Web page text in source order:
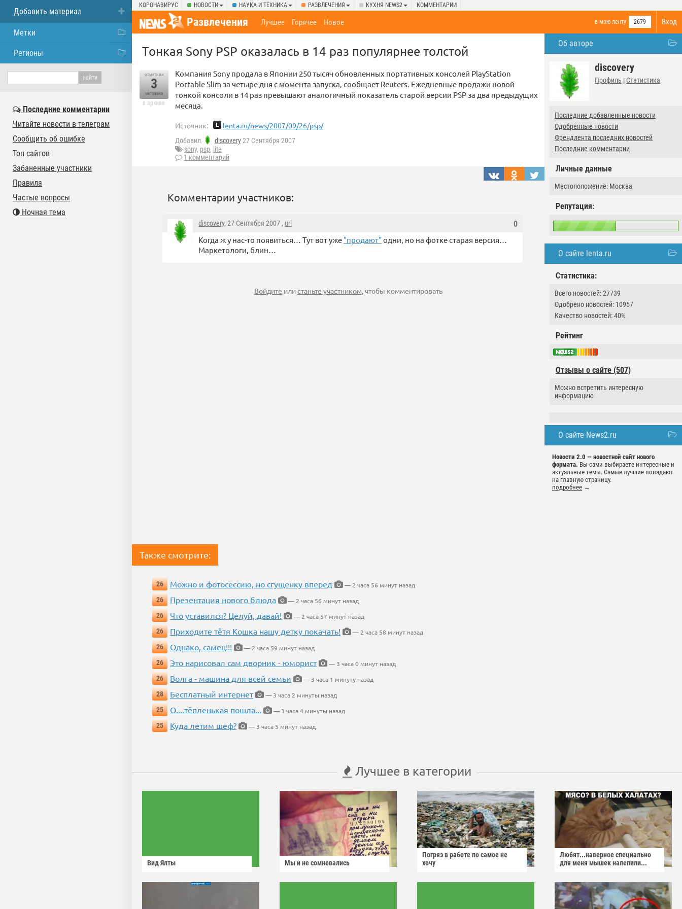
КОРОНАВИРУС НОВОСТИ НАУКА И ТЕХНИКА РАЗВЛЕЧЕНИЯ КУХНЯ NEWS2 КОММЕНТАРИИ
Вход
Развлечения в мою ленту 2679
Лучшее Горячее Новое
Об авторе
discovery
Профиль | Статистика
Последние добавленные новости
Одобренные новости
Френдлента последних новостей
Последние комментарии
Личные данные
Местоположение: Москва
Репутация:
О сайте lenta.ru
Статистика:
Всего новостей: 27739
Одобрено новостей: 10957
Качество новостей: 40%
Рейтинг
Отзывы о сайте (507)
Можно встретить интересную
информацию
О сайте News2.ru
Новости 2.0 — новостной сайт нового
формата. Вы сами выбираете интересные и
актуальные темы. Самые лучшие попадают
на главную страницу.
подробнее →
Тонкая Sony PSP оказалась в 14 раз популярнее толстой
отметили
3
человека
в архиве
Компания Sony продала в Японии 250 тысяч обновленных портативных консолей PlayStation
Portable Slim за четыре дня с момента запуска, сообщает Reuters. Ежедневные продажи новой
тонкой консоли в 14 раз превышают аналогичный показатель старой версии PSP за два предыдущих
месяца.
Источник: lenta.ru/news/2007/09/26/psp/
Добавил discovery27 Сентября 2007
sony, psp, lite
1 комментарий
Комментарии участников:
0
discovery, 27 Сентября 2007 , url
Когда ж у нас-то появиться… Тут вот уже "продают"одни, но на фотке старая версия…
Маркетологи, блин…
Войдите илистаньте участником, чтобы комментировать
Также смотрите:
26 Можно и фотосессию, но сгущенку вперед
— 2 часа 56 минут назад
26
Презентация нового блюда
— 2 часа 56 минут назад
26
Что уставился? Целуй, давай!
— 2 часа 57 минут назад
26
Приходите тётя Кошка нашу детку покачать!
— 2 часа 58 минут назад
26
Однако, самец!!!
— 2 часа 59 минут назад
26
Это нарисовал сам дворник - юморист
— 3 часа 0 минут назад
26
Волга - машина для всей семьи
— 3 часа 1 минуту назад
28
Бесплатный интернет
— 3 часа 2 минуты назад
25
О....тёпленькая пошла...
— 3 часа 4 минуты назад
25
Куда летим шеф? — 3 часа 5 минут назад
Лучшее в категории
Вид Ялты Мы и не сомневались
Погряз в работе по самое не
хочу
Любят...наверное специально
для меня мышек налепили...
Добавить материал
Метки
Регионы
Последние комментарии
Читайте новости в телеграм
Сообщить об ошибке
Топ сайтов
Забаненные участники
Правила
Частые вопросы
Ночная тема